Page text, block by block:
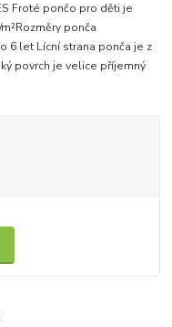
Froté pončo pro děti je
ponča
6 let Lícní strana ponča je z
povrch je velice příjemný